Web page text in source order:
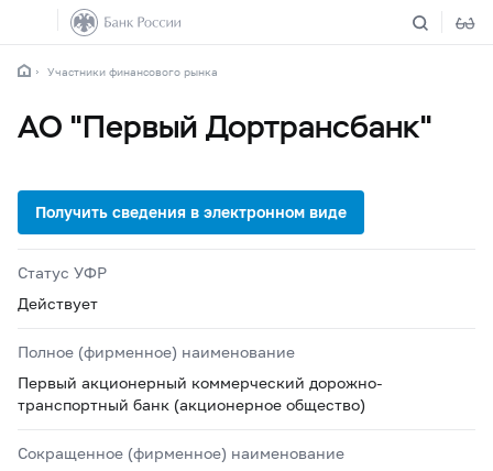
Участники финансового рынка
АО "Первый Дортрансбанк"
Статус УФР
Действует
Полное (фирменное) наименование
Первый акционерный коммерческий дорожно-
транспортный банк (акционерное общество)
Сокращенное (фирменное) наименование